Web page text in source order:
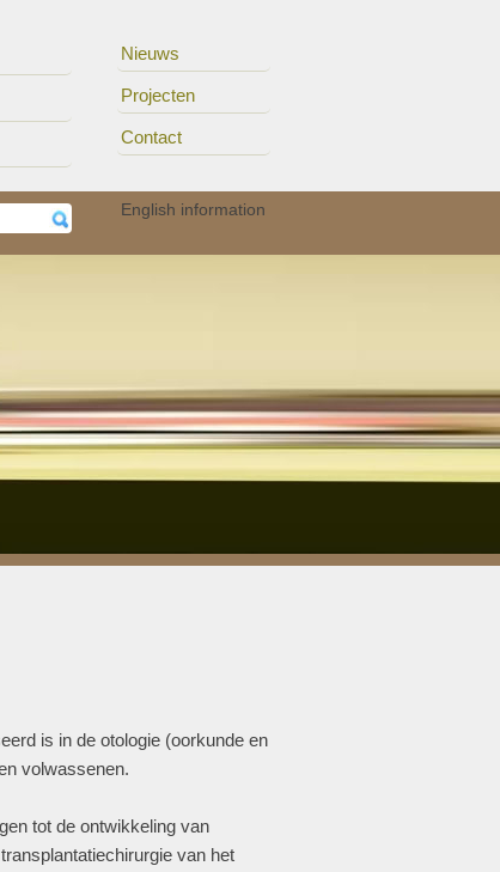
Nieuws
Projecten
Contact
15/11 Auteurs van het UZA ..
English information
is in de otologie (oorkunde en
volwassenen.
tot de ontwikkeling van
van het